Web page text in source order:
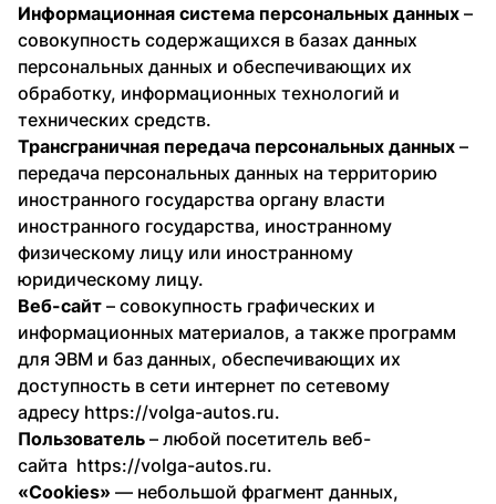
Информационная система персональных данных –
совокупность содержащихся в базах данных
персональных данных и обеспечивающих их
обработку, информационных технологий и
технических средств.
Трансграничная передача персональных данных –
передача персональных данных на территорию
иностранного государства органу власти
иностранного государства, иностранному
физическому лицу или иностранному
юридическому лицу.
Веб-сайт – совокупность графических и
информационных материалов, а также программ
для ЭВМ и баз данных, обеспечивающих их
доступность в сети интернет по сетевому
адресу https://volga-autos.ru.
Пользователь – любой посетитель веб-
сайта https://volga-autos.ru.
«Cookies» — небольшой фрагмент данных,